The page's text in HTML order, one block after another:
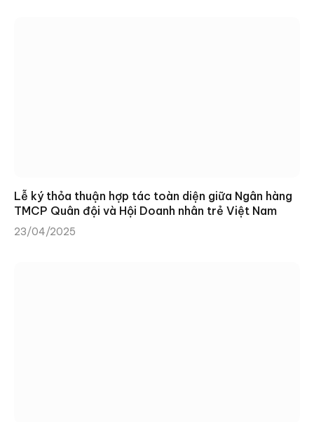
Lễ ký thỏa thuận hợp tác toàn diện giữa Ngân hàng
TMCP Quân đội và Hội Doanh nhân trẻ Việt Nam
23/04/2025